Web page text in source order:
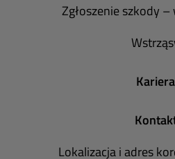
Zgłoszenie szkody
Kariera
Lokalizacja i adres